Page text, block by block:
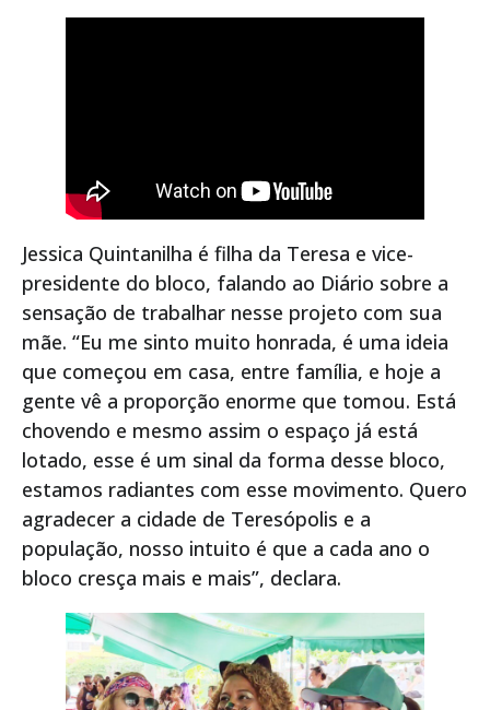
Jessica Quintanilha é filha da Teresa e vice-
presidente do bloco, falando ao Diário sobre a
sensação de trabalhar nesse projeto com sua
mãe. “Eu me sinto muito honrada, é uma ideia
que começou em casa, entre família, e hoje a
gente vê a proporção enorme que tomou. Está
chovendo e mesmo assim o espaço já está
lotado, esse é um sinal da forma desse bloco,
estamos radiantes com esse movimento. Quero
agradecer a cidade de Teresópolis e a
população, nosso intuito é que a cada ano o
bloco cresça mais e mais”, declara.